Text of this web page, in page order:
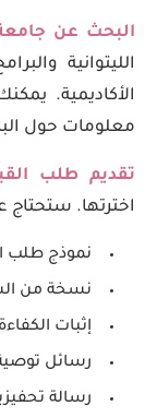
البحث عن
الليتوانية
الأكاديمية.
معلومات حول
تقديم طلب
اخترتها. ستحتاج
نموذج طلب
نسخة من
إثبات
رسائل
رسالة